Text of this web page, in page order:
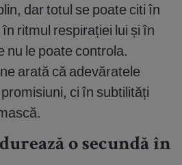
dar totul se poate citi în
ritmul respirației lui și în
nu le poate controla.
arată că adevăratele
ci în subtilități
o secundă în